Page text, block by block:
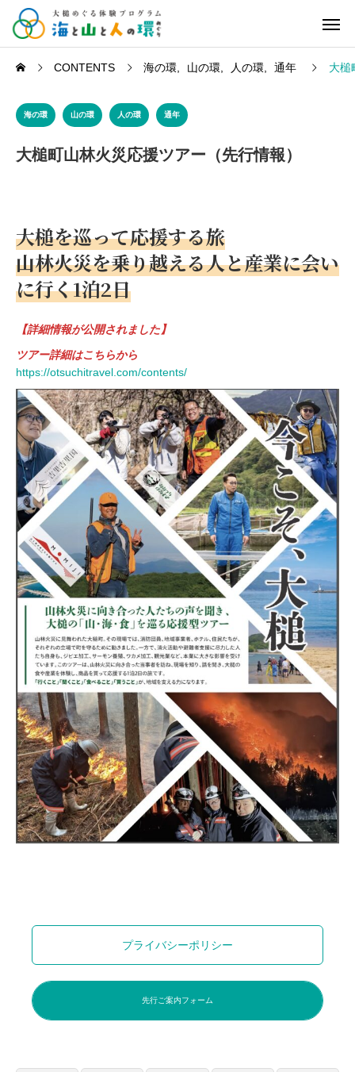
CONTENTS 海の環 山の環 人の環 通年 大槌
海の環 山の環 人の環 通年
大槌町山林火災応援ツアー（先行情報）
大槌を巡って応援する旅
山林火災を乗り越える人と産業に会い
に行く1泊2日
【詳細情報が公開されました】
ツアー詳細はこちらから
https://otsuchitravel.com/contents/
プライバシーポリシー
先行ご案内フォーム